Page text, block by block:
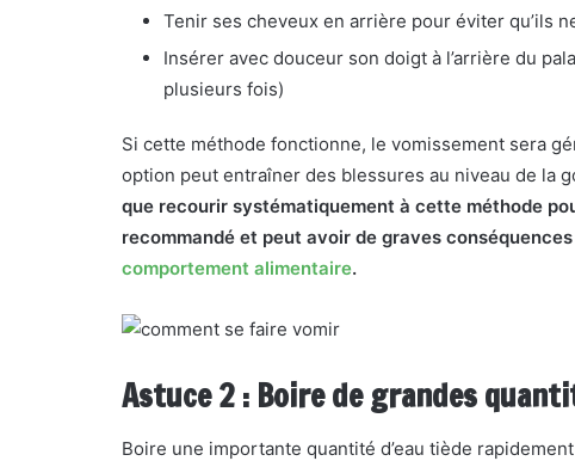
Tenir ses cheveux en arrière pour éviter qu’ils
Insérer avec douceur son doigt à l’arrière du
plusieurs fois)
Si cette méthode fonctionne, le vomissement sera
option peut entraîner des blessures au niveau de la
que recourir systématiquement à cette méthode
recommandé et peut avoir de graves
comportement alimentaire.
Astuce 2 : Boire de grandes
Boire une importante quantité d’eau tiède